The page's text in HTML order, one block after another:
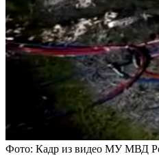
Фото: Кадр из видео МУ МВД